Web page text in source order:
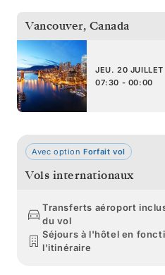
Vancouver, Canada
JEU. 20 JUILLET
07:30 - 00:00
Avec option Forfait vol
Vols internationaux
Transferts aéroport
du vol
Séjours à l'hôtel en
l'itinéraire